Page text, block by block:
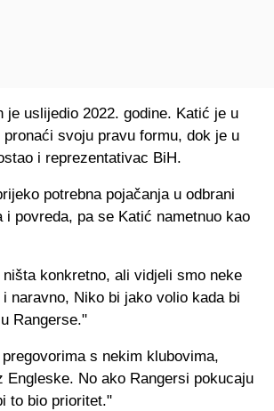
je uslijedio 2022. godine. Katić je u
svoju pravu formu, dok je u
i reprezentativac BiH.
potrebna pojačanja u odbrani
i povreda, pa se Katić nametnuo kao
konkretno, ali vidjeli smo neke
naravno, Niko bi jako volio kada bi
Rangerse."
s nekim klubovima,
Engleske. No ako Rangersi pokucaju
to bio prioritet."